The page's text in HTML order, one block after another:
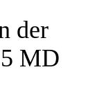
der
MD